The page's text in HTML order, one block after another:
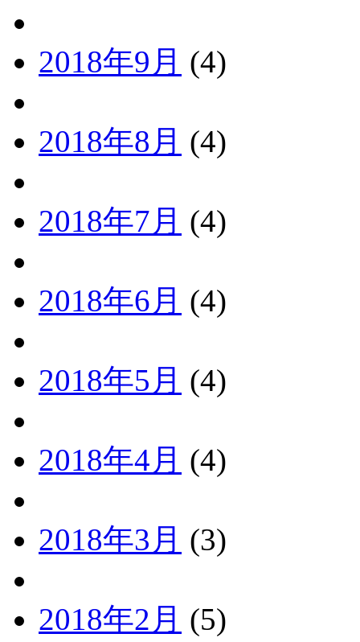
2018年9月 (4)
2018年8月 (4)
2018年7月 (4)
2018年6月 (4)
2018年5月 (4)
2018年4月 (4)
2018年3月 (3)
2018年2月 (5)